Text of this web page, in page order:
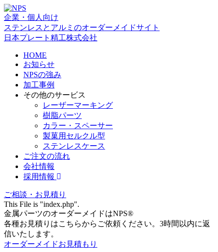
企業・個人向け
ステンレスとアルミのオーダーメイドサイト
日本プレート精工株式会社
HOME
お知らせ
NPSの強み
加工事例
その他のサービス
レーザーマーキング
樹脂パーツ
カラー・スペーサー
製菓用セルクル型
ステンレスケース
ご注文の流れ
会社情報
採用情報
ご相談・お見積り
This File is "index.php".
金属パーツのオーダーメイドはNPS®
各種お見積りはこちらからご依頼ください。3時間以内に返
信いたします。
オーダーメイドお見積もり